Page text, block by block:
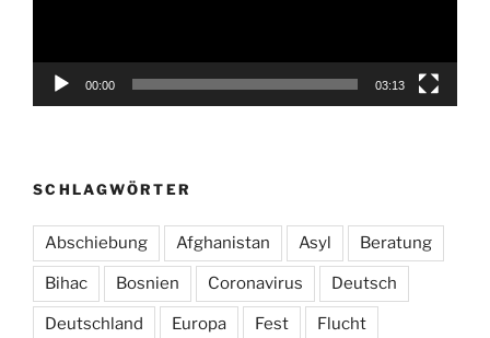
00:00 03:13
SCHLAGWÖRTER
Abschiebung Afghanistan Asyl Beratung
Bihac Bosnien Coronavirus Deutsch
Deutschland Europa Fest Flucht